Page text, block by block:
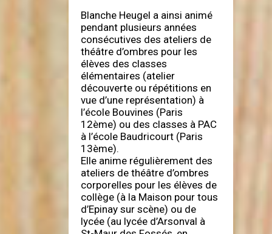
Blanche Heugel a ainsi animé
pendant plusieurs années
consécutives des ateliers de
théâtre d’ombres pour les
élèves des classes
élémentaires (atelier
découverte ou répétitions en
vue d’une représentation) à
l’école Bouvines (Paris
12ème) ou des classes à PAC
à l’école Baudricourt (Paris
13ème).
Elle anime régulièrement des
ateliers de théâtre d’ombres
corporelles pour les élèves de
collège (à la Maison pour tous
d’Epinay sur scène) ou de
lycée (au lycée d’Arsonval à